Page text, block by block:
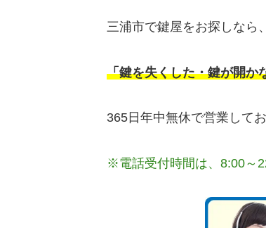
三浦市で鍵屋をお探しなら
「鍵を失くした・鍵が開か
365日年中無休で営業して
※電話受付時間は、8:00～